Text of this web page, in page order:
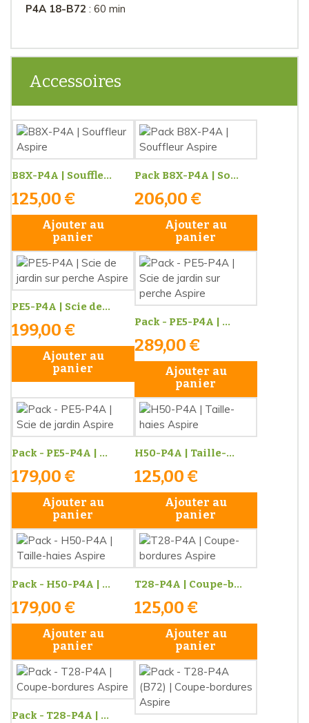
P4A 18-B72 : 60 min
Accessoires
B8X-P4A | Souffle...
125,00 €
Ajouter au
panier
Pack B8X-P4A | So...
206,00 €
Ajouter au
panier
PE5-P4A | Scie de...
199,00 €
Ajouter au
panier
Pack - PE5-P4A | ...
289,00 €
Ajouter au
panier
Pack - PE5-P4A | ...
179,00 €
Ajouter au
panier
H50-P4A | Taille-...
125,00 €
Ajouter au
panier
Pack - H50-P4A | ...
179,00 €
Ajouter au
panier
T28-P4A | Coupe-b...
125,00 €
Ajouter au
panier
Pack - T28-P4A | ...